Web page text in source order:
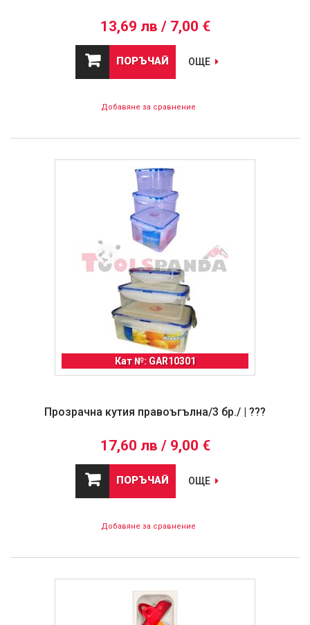
13,69 лв / 7,00 €
ПОРЪЧАЙ ОЩЕ
Добавяне за сравнение
Кат №: GAR10301
Прозрачна кутия правоъгълна/3 бр./ | ???
17,60 лв / 9,00 €
ПОРЪЧАЙ ОЩЕ
Добавяне за сравнение